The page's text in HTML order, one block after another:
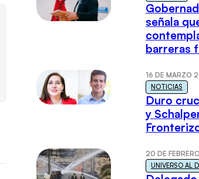
señala
barreras
16 DE MARZO
NOTICIAS
Duro
y
20 DE
UNIVERSO AL